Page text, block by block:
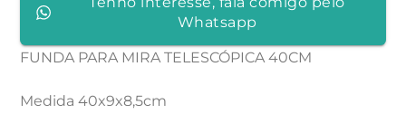
Whatsapp
FUNDA PARA MIRA TELESCÓPICA 40CM
Medida 40x9x8,5cm